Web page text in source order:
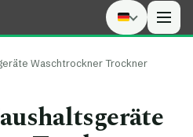
Waschtrockner Trockner